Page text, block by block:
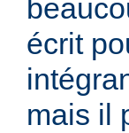
écrit
mais il